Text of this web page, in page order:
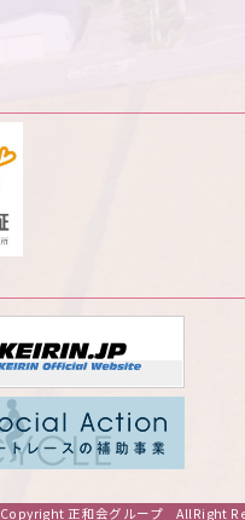
Copyright 正和会グループ AllRight